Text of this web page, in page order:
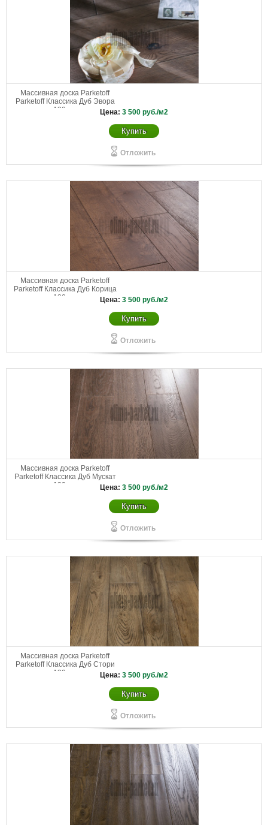
Массивная доска Parketoff
Parketoff Классика Дуб Эвора
130 мм
Цена: 3 500 руб./м2
Купить
Отложить
Массивная доска Parketoff
Parketoff Классика Дуб Корица
130 мм
Цена: 3 500 руб./м2
Купить
Отложить
Массивная доска Parketoff
Parketoff Классика Дуб Мускат
130 мм
Цена: 3 500 руб./м2
Купить
Отложить
Массивная доска Parketoff
Parketoff Классика Дуб Стори
130 мм
Цена: 3 500 руб./м2
Купить
Отложить